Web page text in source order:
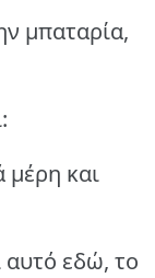
μπαταρία,
μέρη και
αυτό εδώ, το